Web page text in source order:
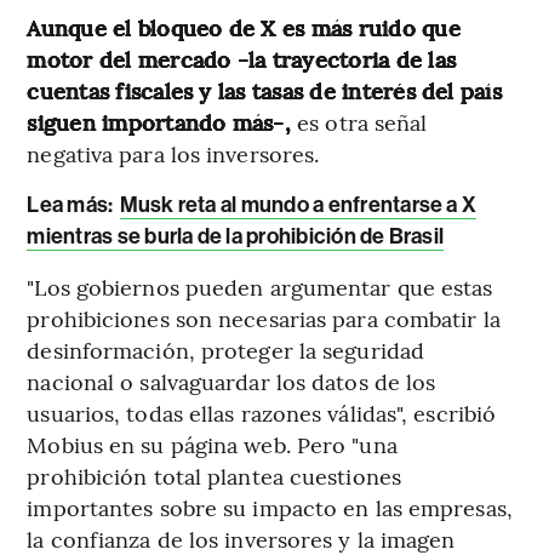
Aunque el bloqueo de X es más ruido que
motor del mercado -la trayectoria de las
cuentas fiscales y las tasas de interés del país
siguen importando más-,es otra señal
negativa para los inversores.
Lea más: Musk reta al mundo a enfrentarse a X
mientras se burla de la prohibición de Brasil
"Los gobiernos pueden argumentar que estas
prohibiciones son necesarias para combatir la
desinformación, proteger la seguridad
nacional o salvaguardar los datos de los
usuarios, todas ellas razones válidas", escribió
Mobius en su página web. Pero "una
prohibición total plantea cuestiones
importantes sobre su impacto en las empresas,
la confianza de los inversores y la imagen